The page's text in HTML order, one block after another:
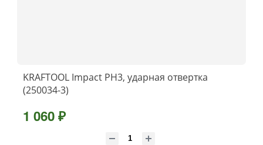
KRAFTOOL Impact PH3, ударная отвертка
(250034-3)
1 060 ₽